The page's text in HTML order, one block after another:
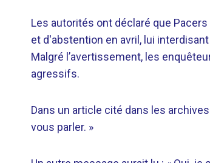
Les autorités ont déclaré que
et d'abstention en avril, lui
Malgré l’avertissement, les
agressifs.
Dans un article cité dans les
vous parler. »